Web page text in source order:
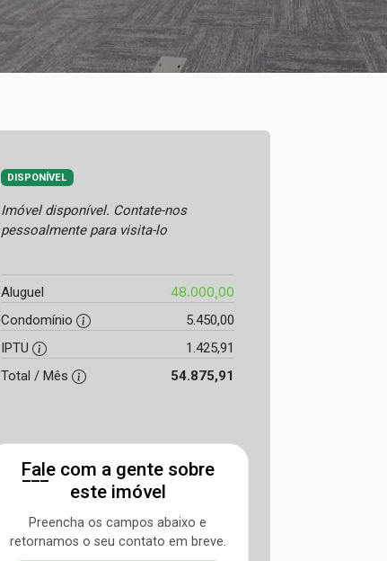
DISPONÍVEL
Imóvel disponível. Contate-nos
pessoalmente para visita-lo
Aluguel 48.000,00
Condomínio
5.450,00
IPTU
1.425,91
Total / Mês
54.875,91
Fale com a gente sobre
este imóvel
Preencha os campos abaixo e
retornamos o seu contato em breve.